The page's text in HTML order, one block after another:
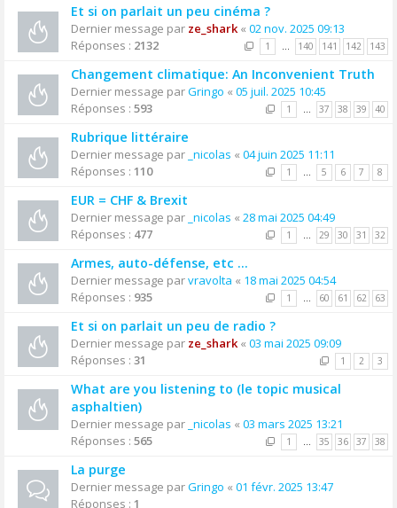
Et si on parlait un peu cinéma ?
Dernier message par ze_shark« 02 nov. 2025 09:13
Réponses : 2132 1 … 140 141 142 143
Changement climatique: An Inconvenient Truth
Dernier message parGringo « 05 juil. 2025 10:45
Réponses : 593 1 … 37 38 39 40
Rubrique littéraire
Dernier message par _nicolas « 04 juin 2025 11:11
Réponses : 110 1 … 5 6 7 8
EUR = CHF & Brexit
Dernier message par _nicolas « 28 mai 2025 04:49
Réponses : 477 1 … 29 30 31 32
Armes, auto-défense, etc ...
Dernier message parvravolta « 18 mai 2025 04:54
Réponses : 935 1 … 60 61 62 63
Et si on parlait un peu de radio ?
Dernier message par ze_shark« 03 mai 2025 09:09
Réponses : 31 1 2 3
What are you listening to (le topic musical
asphaltien)
Dernier message par _nicolas « 03 mars 2025 13:21
Réponses : 565 1 … 35 36 37 38
La purge
Dernier message parGringo « 01 févr. 2025 13:47
Réponses : 1